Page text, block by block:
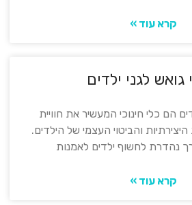
קרא עוד »
גואש לגני ילדים
הם כלי חינוכי המעשיר את חוויית
והביטוי העצמי של הילדים.
נהדרת לחשוף ילדים לאמנות
קרא עוד »